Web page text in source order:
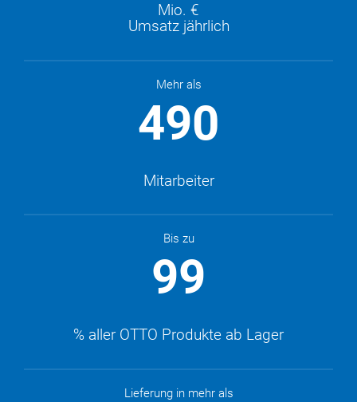
Mio. €
Umsatz jährlich
Mehr als
490
Mitarbeiter
Bis zu
99
% aller OTTO Produkte ab Lager
Lieferung in mehr als